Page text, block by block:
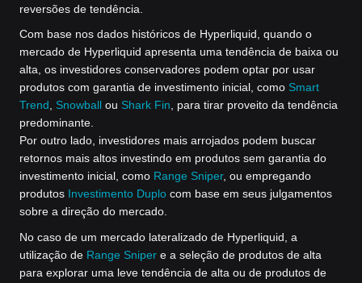
reversões de tendência.
Com base nos dados históricos de Hyperliquid, quando o
mercado de Hyperliquid apresenta uma tendência de baixa ou
alta, os investidores conservadores podem optar por usar
produtos com garantia de investimento inicial, como Smart
Trend
Snowball ou Shark Fin , para tirar proveito da tendência
predominante.
Por outro lado, investidores mais arrojados podem buscar
retornos mais altos investindo em produtos sem garantia do
investimento inicial, como Range Sniper, ou empregando
produtos Investimento Duplo com base em seus julgamentos
sobre a direção do mercado.
No caso de um mercado lateralizado de Hyperliquid, a
utilização de Range Sniper e a seleção de produtos de alta
para explorar uma leve tendência de alta ou de produtos de